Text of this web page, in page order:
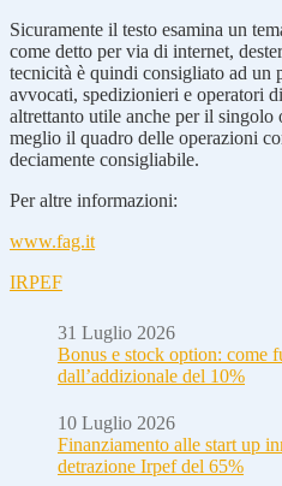
Sicuramente il testo esamina un
come detto per via di internet,
tecnicità è quindi consigliato ad un
avvocati, spedizionieri e operatori
altrettanto utile anche per il singolo
meglio il quadro delle operazioni
deciamente consigliabile.
Per altre informazioni:
www.fag.it
IRPEF
31 Luglio 2026
Bonus e stock option: come
dall’addizionale del 10%
10 Luglio 2026
Finanziamento alle start up
detrazione Irpef del 65%